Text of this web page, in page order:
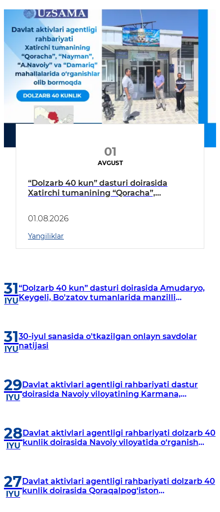
01
AVGUST
“Dolzarb 40 kun” dasturi doirasida
Xatirchi tumanining “Qoracha”,
borildi
01.08.2026
Yangiliklar
31
IYU
“Dolzarb 40 kun” dasturi doirasida Amudaryo,
Keygeli, Bo'zatov tumanlarida manzilli
31
IYU
30-iyul sanasida o'tkazilgan onlayn savdolar
natijasi
29
IYU
Davlat aktivlari agentligi rahbariyati dastur
doirasida Navoiy viloyatining Karmana,
28
IYU
Davlat aktivlari agentligi rahbariyati dolzarb 40
kunlik doirasida Navoiy viloyatida o‘rganish
27
IYU
Davlat aktivlari agentligi rahbariyati dolzarb 40
kunlik doirasida Qoraqalpog‘iston